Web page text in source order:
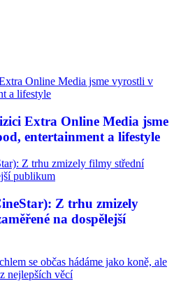
Extra Online Media jsme
entertainment a lifestyle
Z trhu zmizely
na dospělejší